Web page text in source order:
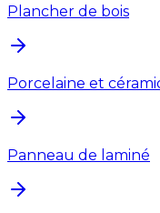
Plancher de bois
Porcelaine et
Panneau de laminé